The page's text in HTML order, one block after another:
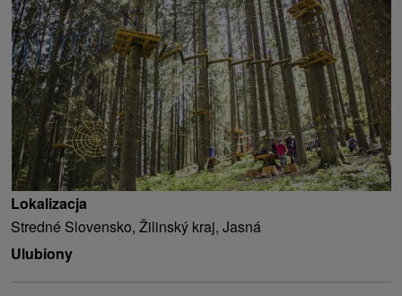
Lokalizacja
Stredné Slovensko, Žilinský kraj, Jasná
Ulubiony